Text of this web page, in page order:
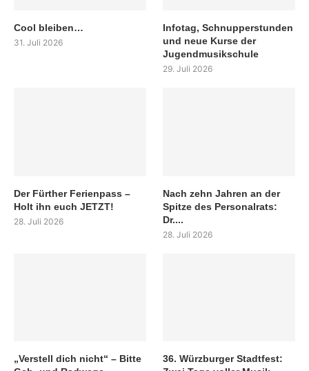
Cool bleiben…
31. Juli 2026
Infotag, Schnupperstunden
und neue Kurse der
Jugendmusikschule
29. Juli 2026
Der Fürther Ferienpass –
Holt ihn euch JETZT!
28. Juli 2026
Nach zehn Jahren an der
Spitze des Personalrats:
Dr....
28. Juli 2026
„Verstell dich nicht“ – Bitte
36. Würzburger Stadtfest: